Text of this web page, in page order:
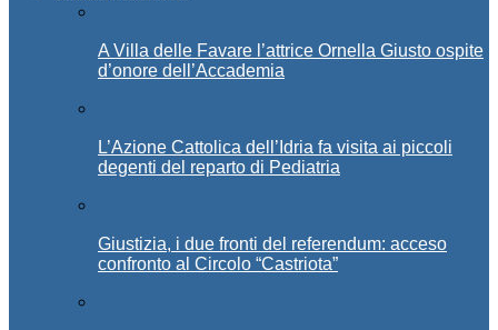
A Villa delle Favare l’attrice Ornella Giusto ospite
d’onore dell’Accademia
L’Azione Cattolica dell’Idria fa visita ai piccoli
degenti del reparto di Pediatria
Giustizia, i due fronti del referendum: acceso
confronto al Circolo “Castriota”